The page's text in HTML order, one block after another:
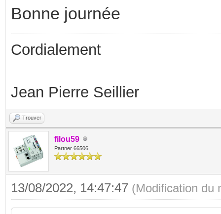
Bonne journée
Cordialement
Jean Pierre Seillier
Trouver
filou59
Partner 66506
13/08/2022, 14:47:47 (Modification du